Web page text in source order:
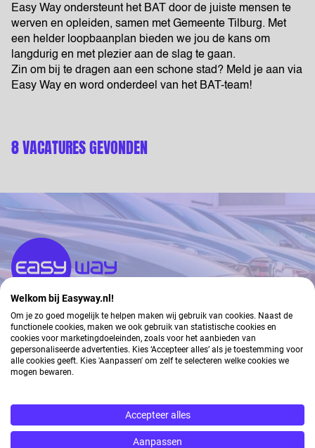
Easy Way ondersteunt het BAT door de juiste mensen te
werven en opleiden, samen met Gemeente Tilburg. Met
een helder loopbaanplan bieden we jou de kans om
langdurig en met plezier aan de slag te gaan.
Zin om bij te dragen aan een schone stad? Meld je aan via
Easy Way en word onderdeel van het BAT-team!
8 VACATURES GEVONDEN
DÉ SPECIALIST IN
AUTOMOTIVE &
TRANSPORT
Welkom bij Easyway.nl!
Om je zo goed mogelijk te helpen maken wij gebruik van cookies. Naast de
functionele cookies, maken we ook gebruik van statistische cookies en
cookies voor marketingdoeleinden, zoals voor het aanbieden van
gepersonaliseerde advertenties. Kies ‘Accepteer alles’ als je toestemming voor
alle cookies geeft. Kies 'Aanpassen' om zelf te selecteren welke cookies we
mogen bewaren.
Accepteer alles
Aanpassen